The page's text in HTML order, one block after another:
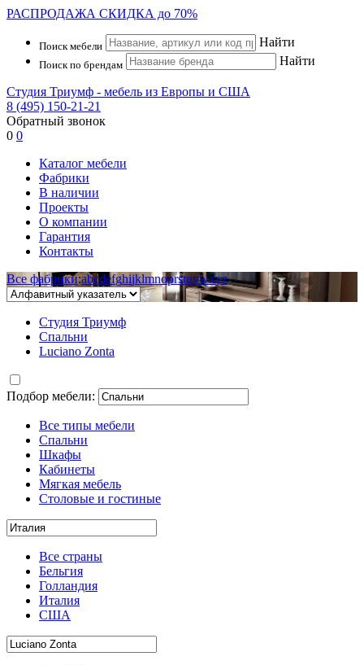
РАСПРОДАЖА СКИДКА до 70%
Поиск мебели Найти
Поиск по брендам Найти
Студия Триумф - мебель из Европы и США
8 (495) 150-21-21
Обратный звонок
0 0
Каталог мебели
Фабрики
В наличии
Проекты
О компании
Гарантия
Контакты
Все фабрики:abcdefghijklmnoprstuvwxyz
Студия Триумф
Спальни
Luciano Zonta
Подбор мебели:
Все типы мебели
Спальни
Шкафы
Кабинеты
Мягкая мебель
Столовые и гостиные
Все страны
Бельгия
Голландия
Италия
США